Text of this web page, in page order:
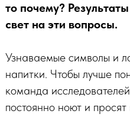
то почему?
свет на эти вопросы.
Узнаваемые символы и
напитки. Чтобы лучше
команда
постоянно ноют и